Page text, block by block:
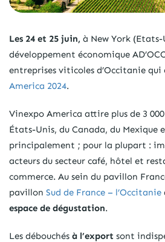
Les 24 et 25 juin, à New York (Etats-
développement économique
entreprises viticoles d’Occitanie qui
America 2024.
Vinexpo America attire plus de 3
États-Unis, du Canada, du Mexique
principalement ; pour la plupart :
acteurs du secteur café, hôtel et
commerce. Au sein du pavillon
pavillon Sud de France – l’Occitanie
espace de dégustation.
Les débouchés à l’export sont